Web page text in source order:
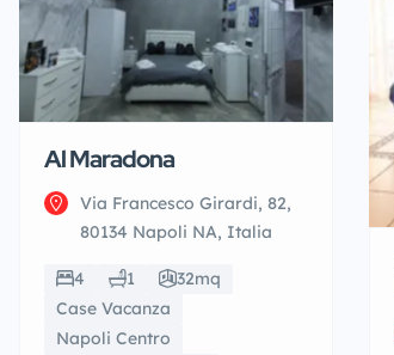
Al Maradona
Via Francesco Girardi, 82,
80134 Napoli NA, Italia
4 1
32mq
Case Vacanza
Napoli Centro